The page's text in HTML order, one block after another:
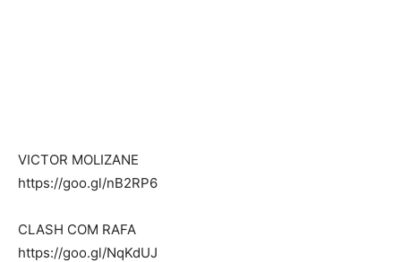
VICTOR MOLIZANE
https://goo.gl/nB2RP6
CLASH COM RAFA
https://goo.gl/NqKdUJ